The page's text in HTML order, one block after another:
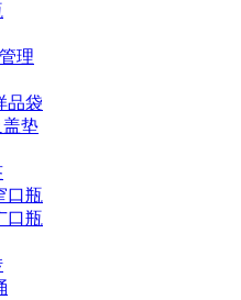
理
品袋
垫
口瓶
口瓶